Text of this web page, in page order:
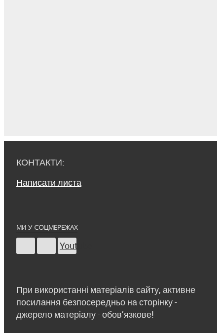
КОНТАКТИ:
Написати листа
МИ У СОЦМЕРЕЖАХ
Youtube
При використанні матеріалів сайту, активне
посилання безпосередньо на сторінку -
джерело матеріалу - обов’язкове!